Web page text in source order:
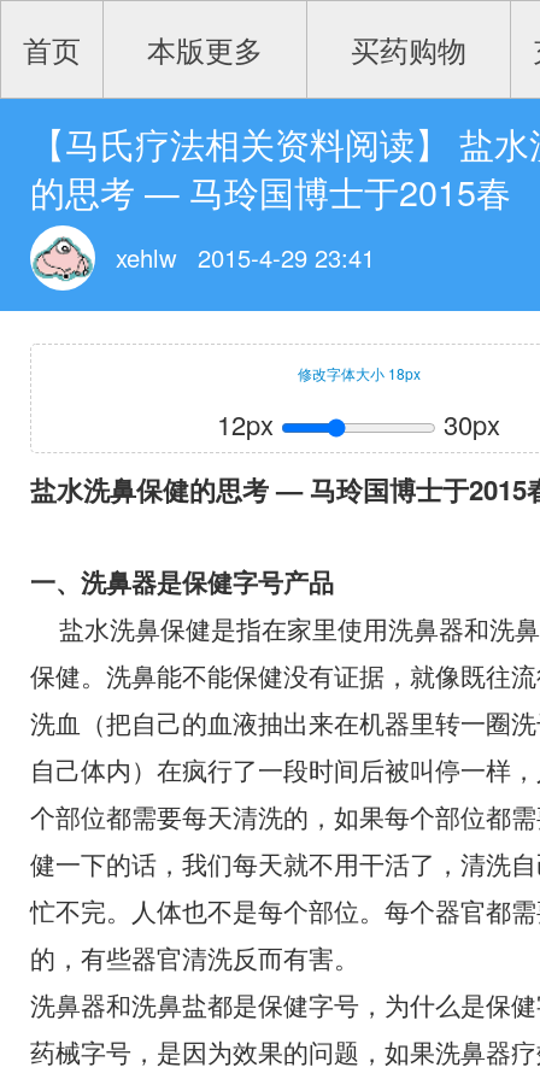
首页 本版更多 买药购物
【马氏疗法相关资料阅读】 盐
的思考 — 马玲国博士于2015春
xehlw 2015-4-29 23:41
修改字体大小 18px
12px 30px
盐水洗鼻保健的思考 — 马玲国博士于2015
一、洗鼻器是保健字号产品
盐水洗鼻保健是指在家里使用洗鼻器和洗
保健。洗鼻能不能保健没有证据，就像既往
洗血（把自己的血液抽出来在机器里转一圈
自己体内）在疯行了一段时间后被叫停一样
个部位都需要每天清洗的，如果每个部位都
健一下的话，我们每天就不用干活了，清洗
忙不完。人体也不是每个部位。每个器官都
的，有些器官清洗反而有害。
洗鼻器和洗鼻盐都是保健字号，为什么是保
药械字号，是因为效果的问题，如果洗鼻器